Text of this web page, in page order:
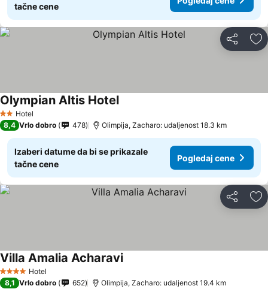
tačne cene
Deli
2 Zvezdice
Hotel
Olympian Altis Hotel
8,4 Vrlo dobro 478 Olimpija, Zacharo: udaljenost 18.3 km
Izaberi datume da bi se prikazale
tačne cene
Pogledaj cene
Deli
4 ZvezdiceHotel
Villa Amalia Acharavi
8,1 Vrlo dobro 652 Olimpija, Zacharo: udaljenost 19.4 km